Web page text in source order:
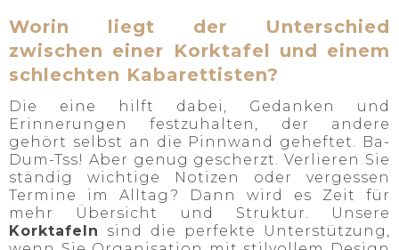
Worin liegt der Unterschied
zwischen einer Korktafel und einem
schlechten Kabarettisten?
Die eine hilft dabei, Gedanken und
Erinnerungen festzuhalten, der andere
gehört selbst an die Pinnwand geheftet. Ba-
Dum-Tss! Aber genug gescherzt. Verlieren Sie
ständig wichtige Notizen oder vergessen
Termine im Alltag? Dann wird es Zeit für
mehr Übersicht und Struktur. Unsere
Korktafeln
sind die perfekte Unterstützung,